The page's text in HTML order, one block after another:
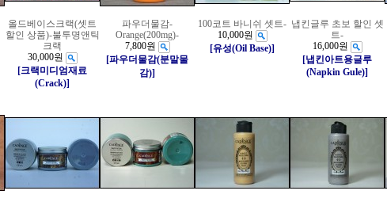
올드베이스크랙(셋트
할인 상품)-불투명앤틱
크랙
30,000원
[크랙미디엄재료
(Crack)]
파우더물감-
Orange(200mg)-
7,800원
[파우더물감(분말물
감)]
100코트 바니쉬 셋트-
10,000원
[유성(Oil Base)]
냅킨글루 초보 할인 셋
트-
16,000원
[냅킨아트용글루
(Napkin Gule)]